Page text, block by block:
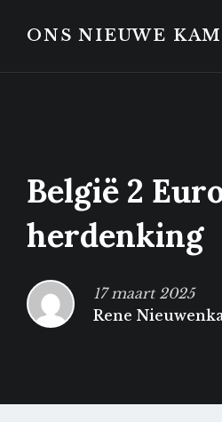
content
footerONS NIEUWE
België 2
herdenking
17 maart 2025
Rene